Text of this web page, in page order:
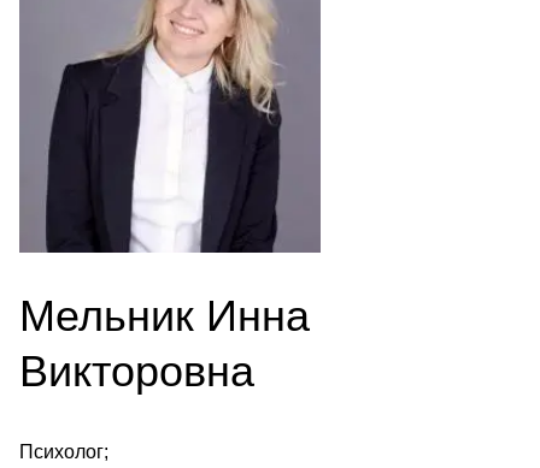
Мельник Инна
Викторовна
Психолог;